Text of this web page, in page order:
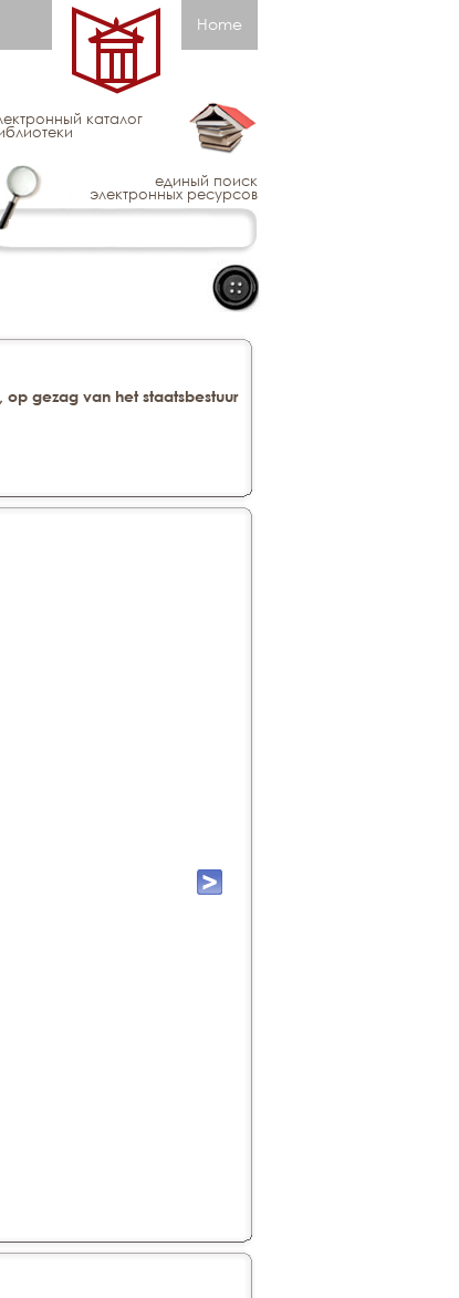
Home
каталог
единый поиск
электронных ресурсов
gezag van het staatsbestuur